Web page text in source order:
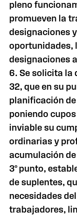
pleno
promueven la
designaciones
oportunidades,
designaciones
6. Se solicita la
32, que en su
planificación
poniendo
inviable su
ordinarias y
acumulación
3º punto,
de suplentes,
necesidades
trabajadores,